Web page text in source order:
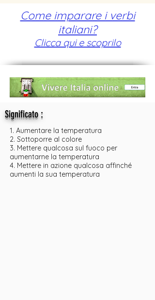
Come imparare i verbi
italiani?
Clicca qui e scoprilo
Significato:
1. Aumentare la temperatura
2. Sottoporre al colore
3. Mettere qualcosa sul fuoco per
aumentarne la temperatura
4. Mettere in azione qualcosa affinché
aumenti la sua temperatura